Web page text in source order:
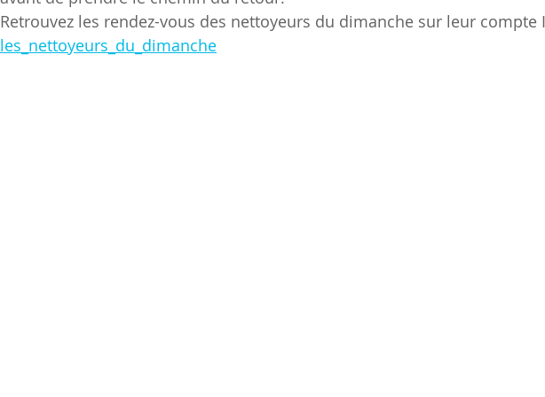
Retrouvez les rendez-vous des nettoyeurs du dimanche sur leur compte
les_nettoyeurs_du_dimanche